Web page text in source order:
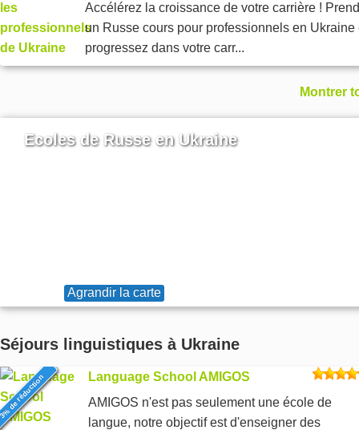
Accélérez la croissance de votre carrière !
un Russe cours pour professionnels en Ukraine
progressez dans votre carr...
Montrer
Ecoles de Russe en Ukraine
Agrandir la carte
Séjours linguistiques à Ukraine
de réduction
Language School AMIGOS
AMIGOS n'est pas seulement une école de
langue, notre objectif est d'enseigner des